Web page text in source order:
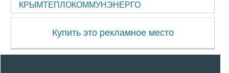
КРЫМТЕПЛОКОММУНЭНЕРГО
Купить это рекламное место